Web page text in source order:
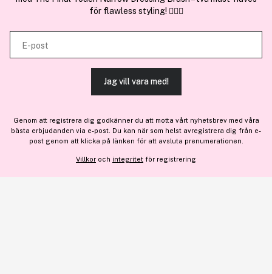
kombinera informationen med annan information som du har
tillhandahållit eller som de har samlat in när du har använt deras
tjänster.
TILLÅT ALLA COOKIES
VISA DETALJER
527 kr
En del avBrandsdal Group AS
för flawless styling! 💇‍♀️✨
E-post
Jag vill vara med!
Genom att registrera dig godkänner du att motta vårt nyhetsbrev med våra
bästa erbjudanden via e-post. Du kan när som helst avregistrera dig från e-
post genom att klicka på länken för att avsluta prenumerationen.
Villkor och integritet för registrering